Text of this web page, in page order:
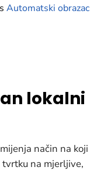
Automatski obrazac
lokalni
način na koji
na mjerljive,